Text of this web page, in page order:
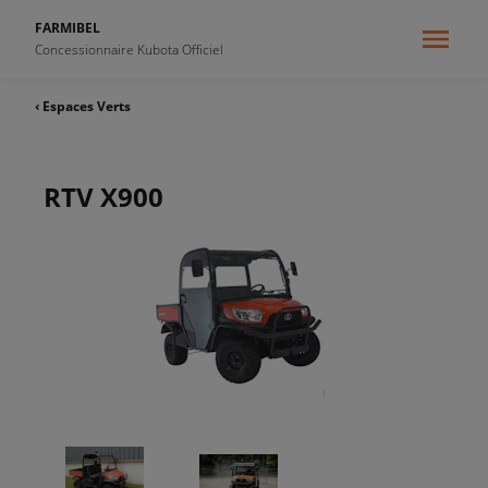
FARMIBEL
Concessionnaire Kubota Officiel
‹ Espaces Verts
RTV X900